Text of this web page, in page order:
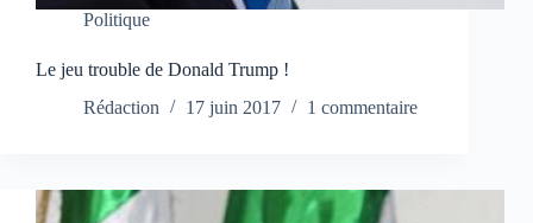
Politique
Le jeu trouble de Donald Trump !
Rédaction
17 juin 2017 1 commentaire